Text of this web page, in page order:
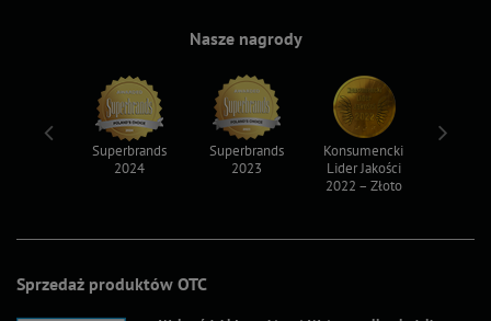
Sprzedaż produktów OTC
Nasze nagrody
Superbrands
2024
Superbrands
2023
Konsumencki
Lider Jakości
2022 – Złoto